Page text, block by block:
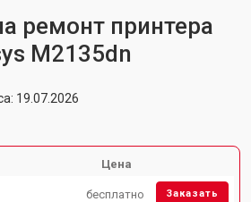
ремонт принтера
M2135dn
19.07.2026
Цена
бесплатно Заказать